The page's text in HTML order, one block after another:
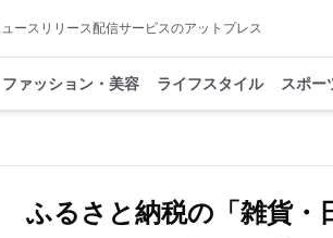
ースリリース配信サービスのアットプレス
ファッション・美容 ライフスタイル スポー
ふるさと納税の「雑貨・